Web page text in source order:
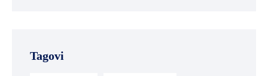
Tagovi